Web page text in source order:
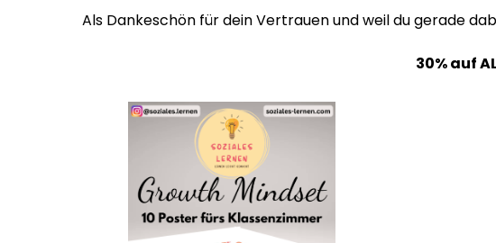
Als Dankeschön für dein Vertrauen und weil du gerade
30% auf